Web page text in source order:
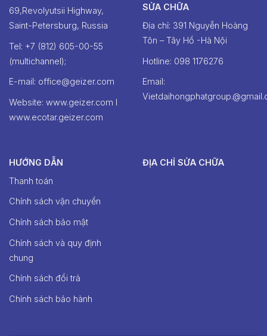
69,Revolyutsii Highway,
Saint-Petersburg, Russia
Tel: +7 (812) 605-00-55
(multichannel);
E-mail: office@geizer.com
Website: www.geizer.com I
www.ecotar.geizer.com
SỬA CHỮA
Địa chỉ: 391 Nguyễn Hoàng
Tôn – Tây Hồ -Hà Nội
Hotline: ‭098 1176276‬
Email:
HƯỚNG DẪN
Thanh toán
Chính sách vận chuyển
Chính sách bảo mật
Chính sách và quy định
chung
Chính sách đổi trả
Chính sách bảo hành
ĐỊA CHỈ SỬA CHỮA